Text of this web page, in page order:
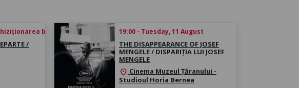
biletului
/
19:00 - Tuesday, 11 August
THE DISAPPEARANCE OF JOSEF
MENGELE / DISPARIȚIA LUI JOSEF
MENGELE
location_on Cinema Muzeul Țăranului -
Studioul Horia Bernea